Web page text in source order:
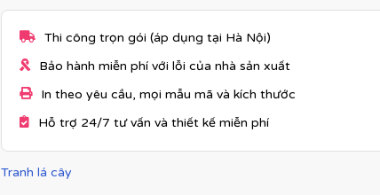
Thi công trọn gói (áp dụng tại Hà Nội)
Bảo hành miễn phí với lỗi của nhà sản xuất
In theo yêu cầu, mọi mẫu mã và kích thước
Hỗ trợ 24/7 tư vấn và thiết kế miễn phí
Tranh lá cây